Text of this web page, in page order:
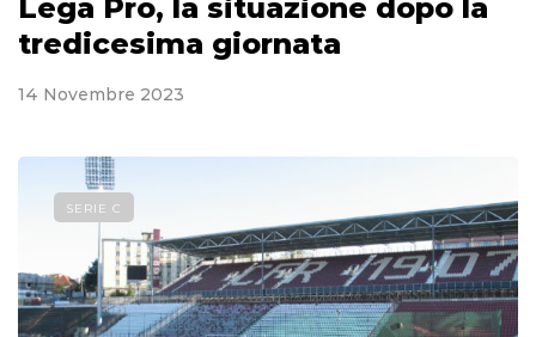
Lega Pro, la situazione dopo la
tredicesima giornata
14 Novembre 2023
SERIE C